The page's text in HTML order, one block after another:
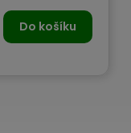
Do košíku